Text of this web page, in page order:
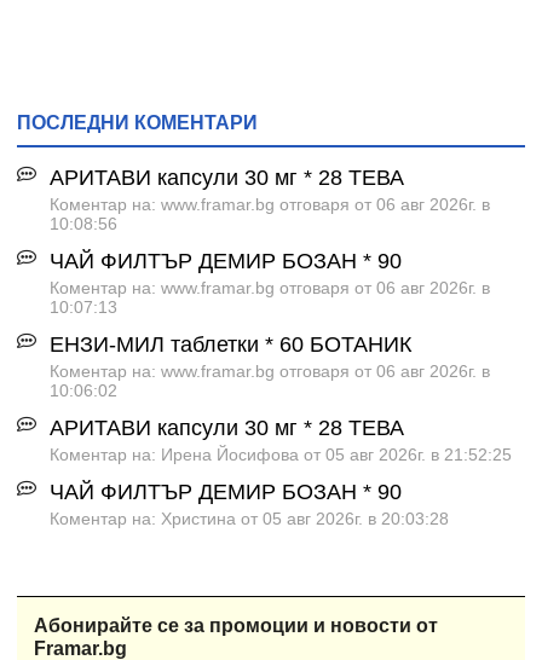
ПОСЛЕДНИ КОМЕНТАРИ
АРИТАВИ капсули 30 мг * 28 ТЕВА
Коментар на: www.framar.bg отговаря от 06 авг 2026г. в
10:08:56
ЧАЙ ФИЛТЪР ДЕМИР БОЗАН * 90
Коментар на: www.framar.bg отговаря от 06 авг 2026г. в
10:07:13
ЕНЗИ-МИЛ таблетки * 60 БОТАНИК
Коментар на: www.framar.bg отговаря от 06 авг 2026г. в
10:06:02
АРИТАВИ капсули 30 мг * 28 ТЕВА
Коментар на: Ирена Йосифова от 05 авг 2026г. в 21:52:25
ЧАЙ ФИЛТЪР ДЕМИР БОЗАН * 90
Коментар на: Христина от 05 авг 2026г. в 20:03:28
Абонирайте се за промоции и новости от
Framar.bg